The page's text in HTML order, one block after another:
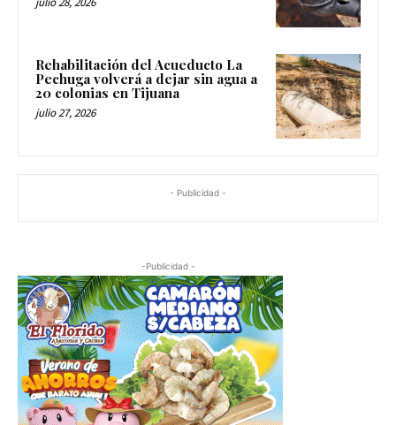
Rehabilitación del Acueducto La
Pechuga volverá a dejar sin agua a
20 colonias en Tijuana
julio 27, 2026
- Publicidad -
-Publicidad -